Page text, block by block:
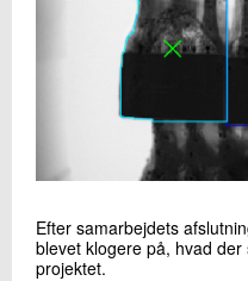
Efter samarbejdets
blevet klogere på, hvad
projektet.